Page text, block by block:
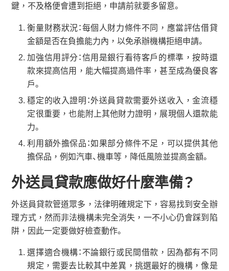
鍵，不及格便會遭到拒絕，申請前就要多留意。
衡量財務狀況：每個人財力條件不同，應當評估借貸
金額是否在負擔能力內，以免承辦機構拒絕申請。
加強信用評分：信用是銀行看待客戶的標準，按時還
款來提高信用，能大幅提高過件率，甚至成為優良客
戶。
穩定的收入證明：外送員貸款需要外送收入，金流穩
定很重要，也能附上其他財力證明，展現個人還款能
力。
利用額外擔保品：如果部分條件不足，可以提供其他
擔保品，例如汽車、機車等，降低風險並提高金額。
外送員貸款應做好什麼準備？
外送員貸款管道眾多，法律明確規定下，容易找到安全辦
理方式，然而非法機構未完全消失，一不小心仍會踩到陷
阱，因此一定要做好檢查動作。
選擇適合機構：不論銀行或民間借款，因為都有不同
規定，需要去比較其中差異，挑選最好的機構，像是